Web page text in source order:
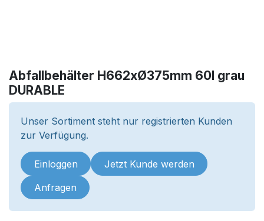
Abfallbehälter H662xØ375mm 60l grau
DURABLE
Unser Sortiment steht nur registrierten Kunden
zur Verfügung.
Einloggen Jetzt Kunde werden
Anfragen